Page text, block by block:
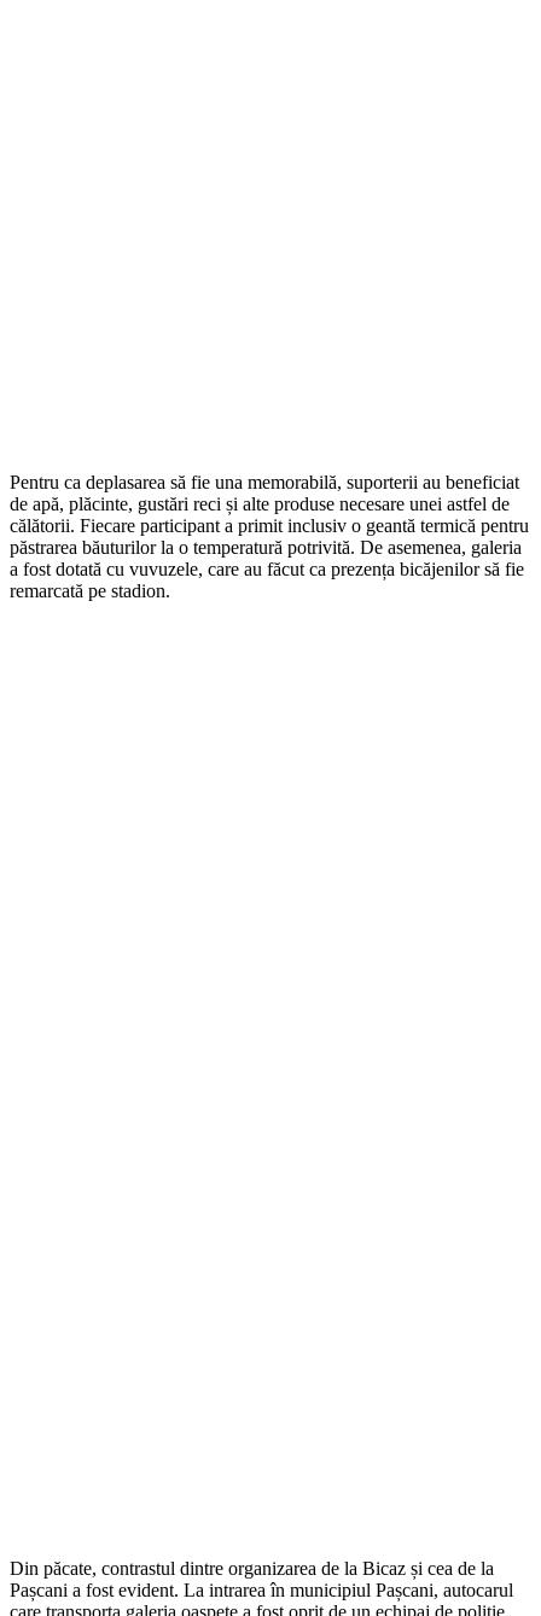
Pentru ca deplasarea să fie una memorabilă, suporterii au beneficiat
de apă, plăcinte, gustări reci și alte produse necesare unei astfel de
călătorii. Fiecare participant a primit inclusiv o geantă termică pentru
păstrarea băuturilor la o temperatură potrivită. De asemenea, galeria
a fost dotată cu vuvuzele, care au făcut ca prezența bicăjenilor să fie
remarcată pe stadion.
Din păcate, contrastul dintre organizarea de la Bicaz și cea de la
Pașcani a fost evident. La intrarea în municipiul Pașcani, autocarul
care transporta galeria oaspete a fost oprit de un echipaj de poliție,